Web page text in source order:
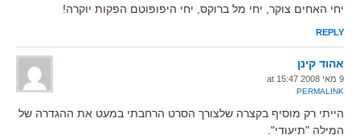
יחי האחים צוקר, יחי מל ברוקס, יחי היפופוטם הפקות יוקרה!
REPLY
אהוד קינן
9 מאי 2008 at 15:47
PERMALINK
הייתי רק מוסיף בקצרה שלצורך הסרט הרחבתי במעט את ההגדרה של
המילה "תיעודי".